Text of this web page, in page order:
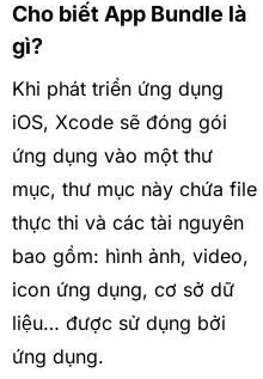
Cho biết App Bundle là
gì?
Khi phát triển ứng dụng
iOS, Xcode sẽ đóng gói
ứng dụng vào một thư
mục, thư mục này chứa file
thực thi và các tài nguyên
bao gồm: hình ảnh, video,
icon ứng dụng, cơ sở dữ
liệu… được sử dụng bởi
ứng dụng.